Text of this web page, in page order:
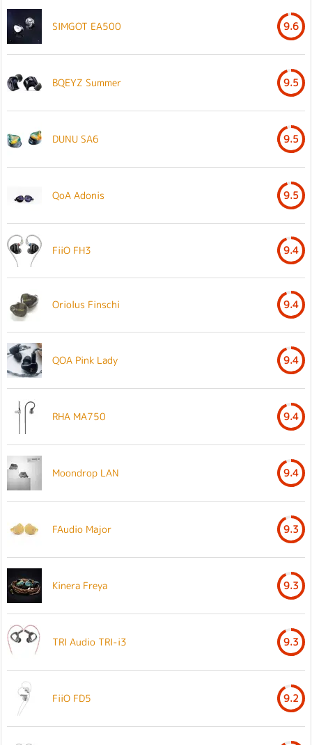
SIMGOT EA500 9.6
BQEYZ Summer 9.5
DUNU SA6 9.5
QoA Adonis 9.5
FiiO FH3 9.4
Oriolus Finschi 9.4
QOA Pink Lady 9.4
RHA MA750 9.4
Moondrop LAN 9.4
FAudio Major 9.3
Kinera Freya 9.3
TRI Audio TRI-i3 9.3
FiiO FD5 9.2